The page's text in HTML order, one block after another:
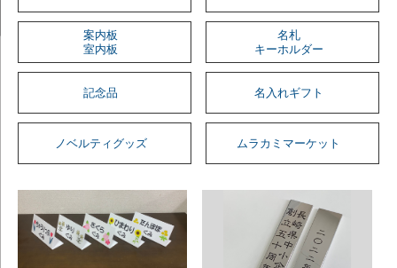
案内板
室内板
名札
キーホルダー
記念品 名入れギフト
ノベルティグッズ ムラカミマーケット